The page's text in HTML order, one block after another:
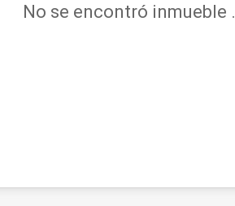
No se encontró inmueble .